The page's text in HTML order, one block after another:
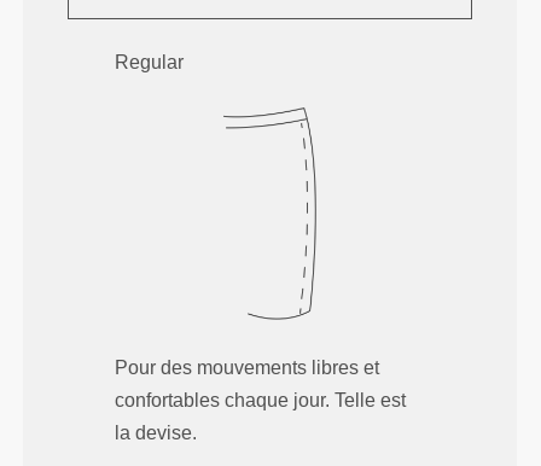
Regular
Pour des mouvements libres et
confortables chaque jour. Telle est
la devise.